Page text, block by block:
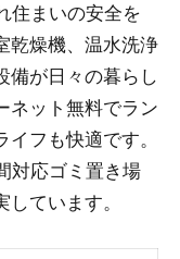
住まいの安全を
乾燥機、温水洗浄
備が日々の暮らし
ネット無料でラン
フも快適です。
対応ゴミ置き場
ています。